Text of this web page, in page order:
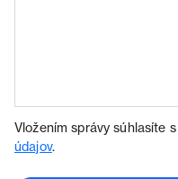
Vložením správy súhlasíte s
údajov.